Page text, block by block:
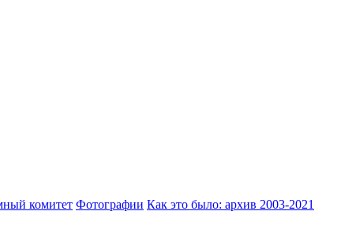
комитет Фотографии Как это было: архив 2003-2021